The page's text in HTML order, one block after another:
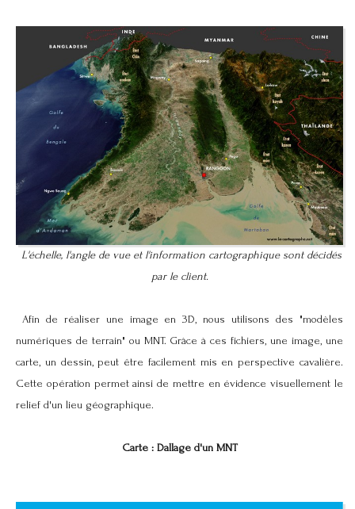
L'échelle, l'angle de vue et l'information cartographique sont décidés
par le client.
Afin de réaliser une image en 3D, nous utilisons des "modèles
numériques de terrain" ou MNT. Grâce à ces fichiers, une image, une
carte, un dessin, peut être facilement mis en perspective cavalière.
Cette opération permet ainsi de mettre en évidence visuellement le
relief d'un lieu géographique.
Carte : Dallage d'un MNT